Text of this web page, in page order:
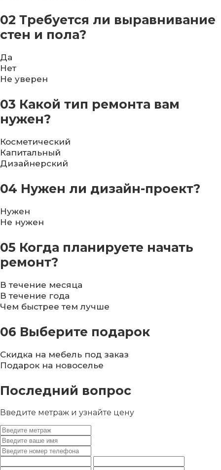
02 Требуется ли выравнивание
стен и пола?
Да
Нет
Не уверен
03 Какой тип ремонта вам
нужен?
Косметический
Капитальный
Дизайнерский
04 Нужен ли дизайн-проект?
Нужен
Не нужен
05 Когда планируете начать
ремонт?
В течение месяца
В течение года
Чем быстрее тем лучше
06 Выберите подарок
Скидка на мебель под заказ
Подарок на новоселье
Последний вопрос
Введите метраж и узнайте цену